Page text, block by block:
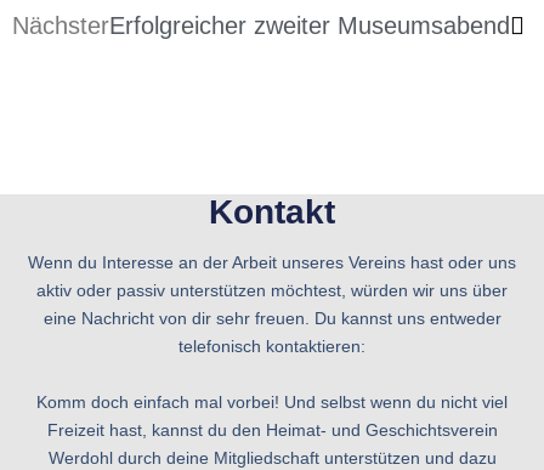
NächsterErfolgreicher zweiter Museumsabend
Kontakt
Wenn du Interesse an der Arbeit unseres Vereins hast oder uns
aktiv oder passiv unterstützen möchtest, würden wir uns über
eine Nachricht von dir sehr freuen. Du kannst uns entweder
telefonisch kontaktieren:
Komm doch einfach mal vorbei! Und selbst wenn du nicht viel
Freizeit hast, kannst du den Heimat- und Geschichtsverein
Werdohl durch deine Mitgliedschaft unterstützen und dazu